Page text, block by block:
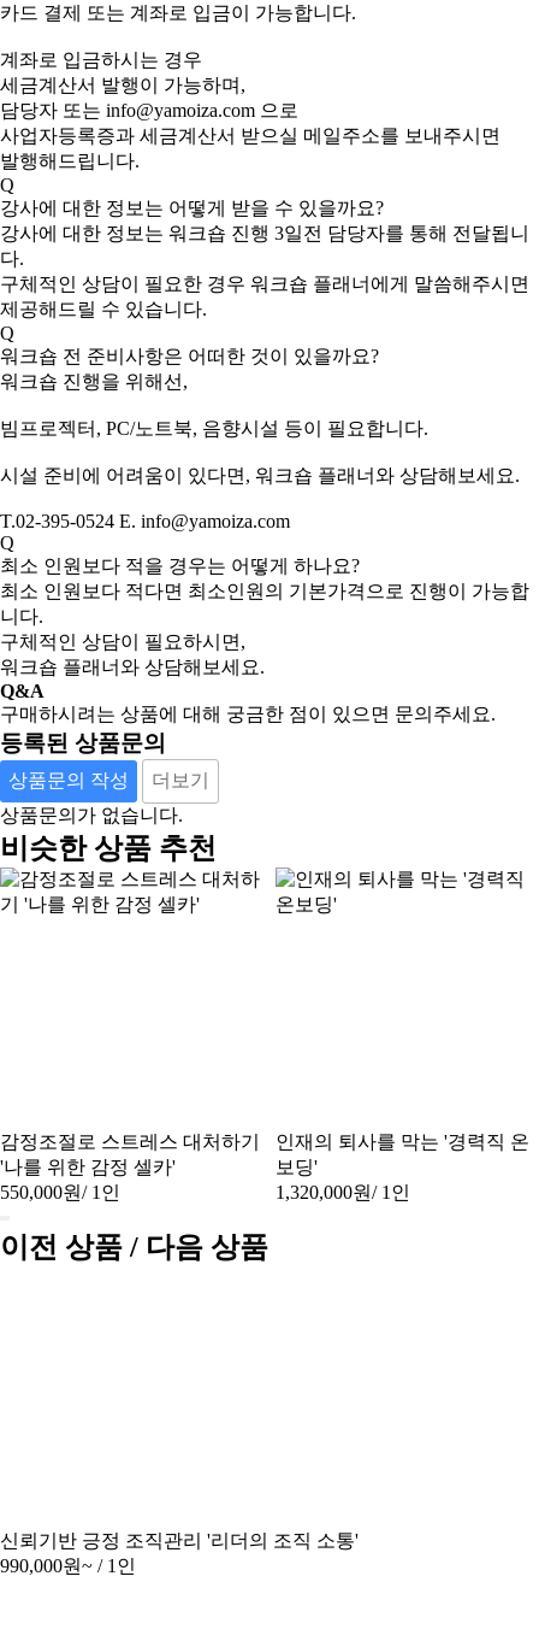
카드 결제 또는 계좌로 입금이 가능합니다.
계좌로 입금하시는 경우
세금계산서 발행이 가능하며,
담당자 또는 info@yamoiza.com 으로
사업자등록증과 세금계산서 받으실 메일주소를 보내주시면
발행해드립니다.
Q
강사에 대한 정보는 어떻게 받을 수 있을까요?
강사에 대한 정보는 워크숍 진행 3일전 담당자를 통해 전달됩니
다.
구체적인 상담이 필요한 경우 워크숍 플래너에게 말씀해주시면
제공해드릴 수 있습니다.
Q
워크숍 전 준비사항은 어떠한 것이 있을까요?
워크숍 진행을 위해선,
빔프로젝터, PC/노트북, 음향시설 등이 필요합니다.
시설 준비에 어려움이 있다면, 워크숍 플래너와 상담해보세요.
T.02-395-0524 E. info@yamoiza.com
Q
최소 인원보다 적을 경우는 어떻게 하나요?
최소 인원보다 적다면 최소인원의 기본가격으로 진행이 가능합
니다.
구체적인 상담이 필요하시면,
워크숍 플래너와 상담해보세요.
Q&A
구매하시려는 상품에 대해 궁금한 점이 있으면 문의주세요.
등록된 상품문의
상품문의 작성
더보기
상품문의가 없습니다.
비슷한 상품 추천
감정조절로 스트레스 대처하기
'나를 위한 감정 셀카'
550,000원/ 1인
인재의 퇴사를 막는 '경력직 온
보딩'
1,320,000원/ 1인
이전 상품 / 다음 상품
신뢰기반 긍정 조직관리 '리더의 조직 소통'
990,000원~ / 1인